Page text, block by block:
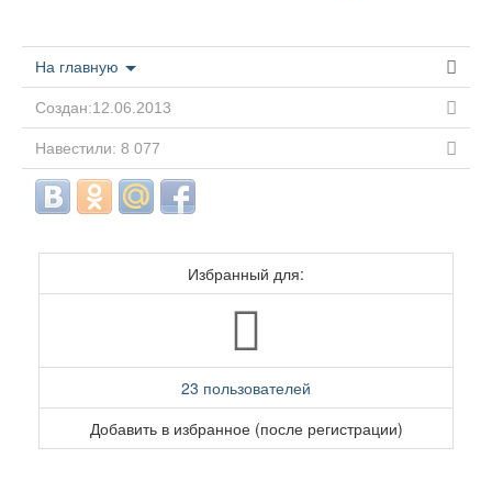
На главную
Создан:12.06.2013
Навестили: 8 077
Избранный для:
23 пользователей
Добавить в избранное (после регистрации)